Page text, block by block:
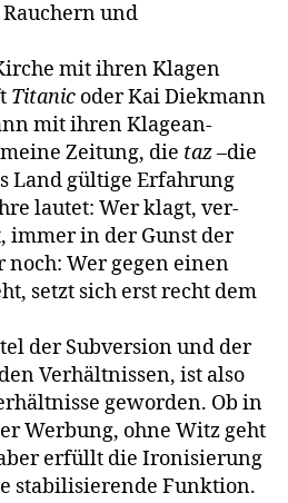
und
mit ihren Klagen
Titanic oder Kai Diekmann
mit ihren Klagean­
Zeitung, die taz–die
Land gültige Erfahrung
lautet: Wer klagt, ver­
immer in der Gunst der
Wer gegen einen
setzt sich erst recht dem
der Subversion und der
Verhältnissen, ist also
ge­worden. Ob in
Werbung, ohne Witz geht
erfüllt die Ironisierung
stabili­sierende Funktion.